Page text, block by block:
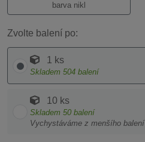
barva nikl
Zvolte balení po:
1 ks
Skladem 504 balení
10 ks
Skladem 50 balení
Vychystáváme z menšího balení